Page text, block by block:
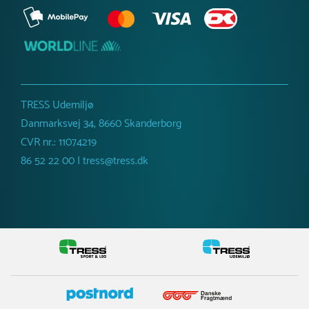
TRESS Udemiljø
Danmarksvej 34, 8660 Skanderborg
CVR nr.: 11074219
86 52 22 00 | tress@tress.dk